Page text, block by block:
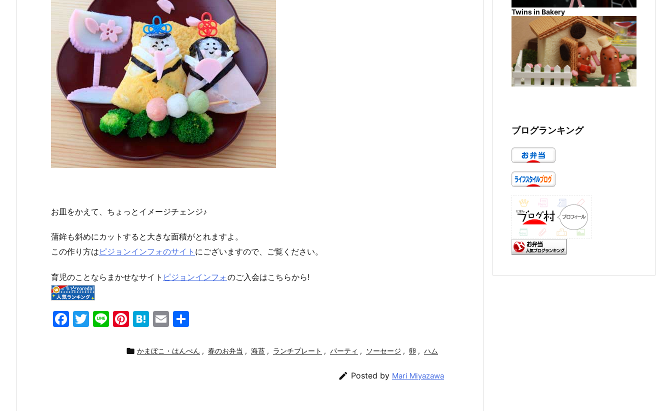
お皿をかえて、ちょっとイメージチェンジ♪
蒲鉾も斜めにカットすると大きな面積がとれますよ。
この作り方は ピジョンインフォのサイト にございますので、ご覧ください。
育児のことならまかせなサイト ピジョンインフォのご入会はこちらから!
F
T
Li Pi
er
H
e
E
ai
 かまぼこ・はんぺん , 春のお弁当 , 海苔 , ランチプレート , パーティ , ソーセージ , 卵 , ハム
 Posted by Mari Miyazawa
Twins in Bakery
ブログランキング